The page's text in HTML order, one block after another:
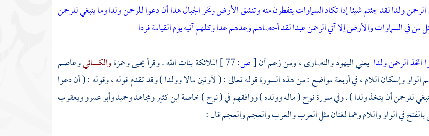
الرحمن ولدا لقد جئتم شيئا إدا تكاد السماوات يتفطرن منه وتنشق الأرض وتخر الجبال هدا أن دعوا للرحمن ولدا وما ينبغي للرحمن
من في السماوات والأرض إلا آتي الرحمن عبدا لقد أحصاهم وعدهم عدا وكلهم آتيه يوم القيامة فردا
اتخذ الرحمن ولدا يعنياليهودوالنصارى ،ومن زعم أن[ص: الملائكة بنات الله . وقرأيحيىوحمزةوالكسائيوعاصم
الواو وإسكان اللام ، في أربعة مواضع : من هذه السورة قوله تعالى : ( لأوتين مالا وولدا ) وقد تقدم قوله ، وقوله : ( أن دعوا
للرحمن أن يتخذ ولدا ) . وفي سورة نوح ( ماله وولده ) ووافقهم في ( نوح ) خاصةابن كثيرومجاهدوحميدوأبو عمروويعقوب
بالفتح في الواو واللام وهما لغتان مثل العرب والعرب والعجم والعجم قال :